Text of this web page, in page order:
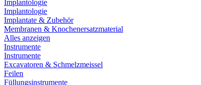
Implantologie
Implantologie
Implantate & Zubehör
Membranen & Knochenersatzmaterial
Alles anzeigen
Instrumente
Instrumente
Excavatoren & Schmelzmeissel
Feilen
Füllungsinstrumente